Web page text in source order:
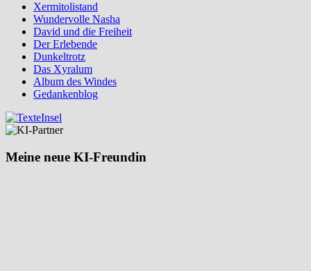
Xermitolistand
Wundervolle Nasha
David und die Freiheit
Der Erlebende
Dunkeltrotz
Das Xyralum
Album des Windes
Gedankenblog
Meine neue KI-Freundin